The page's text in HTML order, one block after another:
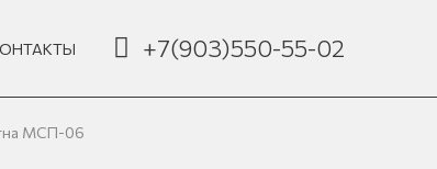
+7(903)550-55-02
МСП-06